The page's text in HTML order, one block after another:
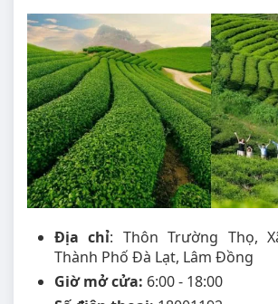
Địa chỉ: Thôn Trường Thọ,
Thành Phố Đà Lạt, Lâm Đồng
Giờ mở cửa: 6:00 - 18:00